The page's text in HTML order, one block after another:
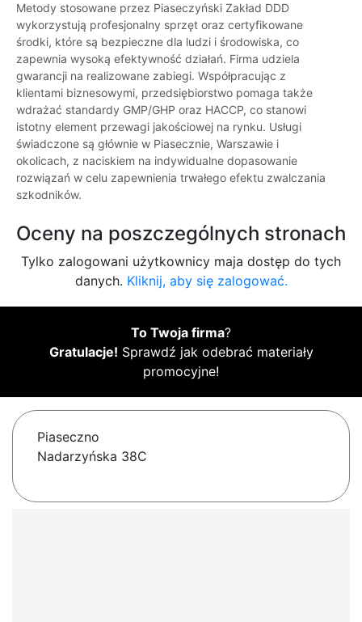
Metody stosowane przez Piaseczyński Zakład DDD
wykorzystują profesjonalny sprzęt oraz certyfikowane
środki, które są bezpieczne dla ludzi i środowiska, co
zapewnia wysoką efektywność działań. Firma udziela
gwarancji na realizowane zabiegi. Współpracując z
klientami biznesowymi, przedsiębiorstwo pomaga także
wdrażać standardy GMP/GHP oraz HACCP, co stanowi
istotny element przewagi jakościowej na rynku. Usługi
świadczone są głównie w Piasecznie, Warszawie i
okolicach, z naciskiem na indywidualne dopasowanie
rozwiązań w celu zapewnienia trwałego efektu zwalczania
szkodników.
Oceny na poszczególnych stronach
Tylko zalogowani użytkownicy maja dostęp do tych
danych. Kliknij, aby się zalogować.
To Twoja firma?
Gratulacje! Sprawdź jak odebrać materiały
promocyjne!
Piaseczno
Nadarzyńska 38C